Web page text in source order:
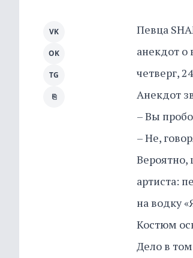
Певца
анекдот о
четверг,
Анекдот
– Вы
– Не,
артиста:
на водку
Костюм
Дело в
VK
OK
TG
⎘